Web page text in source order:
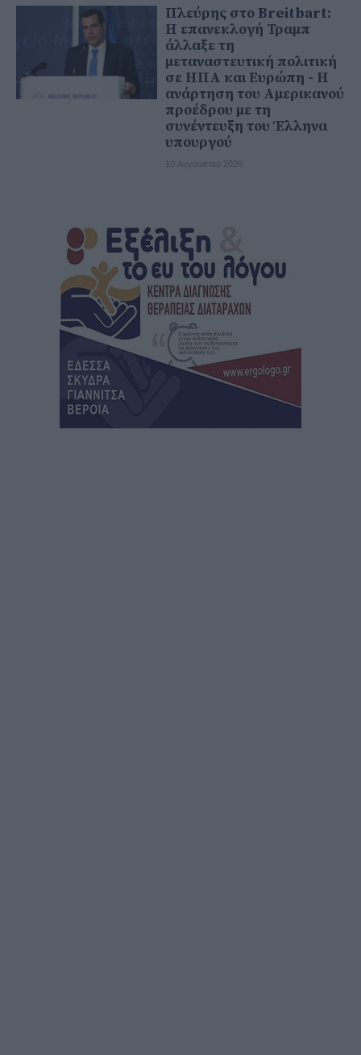
Πλεύρης στο Breitbart:
Η επανεκλογή Τραμπ
άλλαξε τη
μεταναστευτική πολιτική
σε ΗΠΑ και Ευρώπη - Η
ανάρτηση του Αμερικανού
προέδρου με τη
συνέντευξη του Έλληνα
υπουργού
10 Αυγούστου 2026